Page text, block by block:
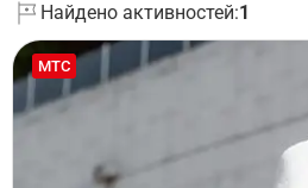
Найдено активностей:1
МТС